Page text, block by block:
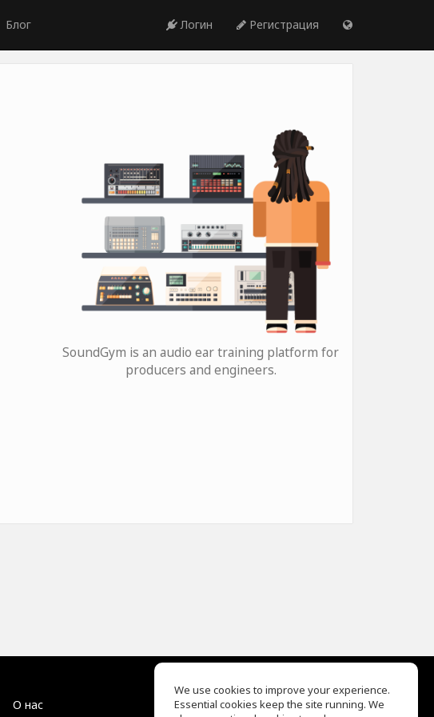
Блог Логин Регистрация
SoundGym is an audio ear training platform for
producers and engineers.
О нас
EQ Ear Training
We use cookies to improve your experience.
Essential cookies keep the site running. We